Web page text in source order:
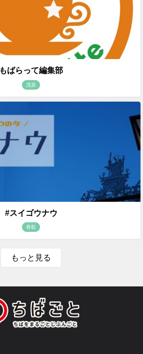
もばらって編集部
茂原
#スイゴウナウ
香取
もっと見る